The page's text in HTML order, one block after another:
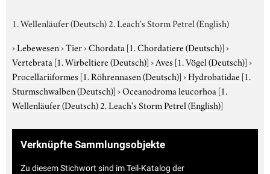
1. Wellenläufer (Deutsch) 2. Leach's Storm Petrel (English)
›Lebewesen›Tier›Chordata [1. Chordatiere (Deutsch)]›
Vertebrata [1. Wirbeltiere (Deutsch)]›Aves [1. Vögel (Deutsch)]›
Procellariiformes [1. Röhrennasen (Deutsch)]›Hydrobatidae [1.
Sturmschwalben (Deutsch)]›Oceanodroma leucorhoa [1.
Wellenläufer (Deutsch) 2. Leach's Storm Petrel (English)]
Verknüpfte Sammlungsobjekte
Zu diesem Stichwort sind im Teil-Katalog der